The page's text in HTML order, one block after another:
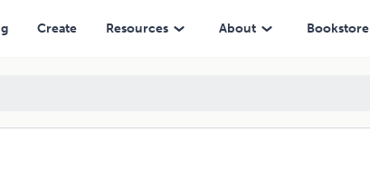
Create Resources About Bookstore